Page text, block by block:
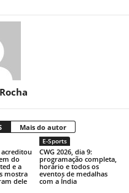
Mais do autor
do
e a
mostra
dele
E-Sports
CWG 2026, dia 9:
programação completa,
horário e todos os
eventos de medalhas
com a Índia